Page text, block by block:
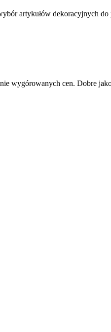
artykułów dekoracyjnych
wygórowanych cen. Dobre